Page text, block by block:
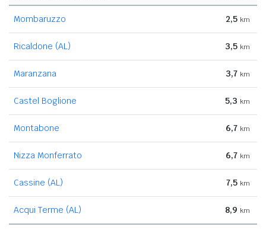
Mombaruzzo 2,5 km
Ricaldone (AL) 3,5 km
Maranzana 3,7 km
Castel Boglione 5,3 km
Montabone 6,7 km
Nizza Monferrato 6,7 km
Cassine (AL) 7,5 km
Acqui Terme (AL) 8,9 km